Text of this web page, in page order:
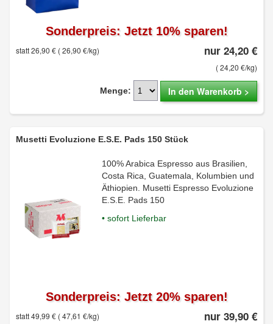
Sonderpreis: Jetzt 10% sparen!
statt 26,90 € ( 26,90 €/kg) nur 24,20 €
( 24,20 €/kg)
Menge: In den Warenkorb >
Musetti Evoluzione E.S.E. Pads 150 Stück
100% Arabica Espresso aus Brasilien,
Costa Rica, Guatemala, Kolumbien und
Äthiopien. Musetti Espresso Evoluzione
E.S.E. Pads 150
• sofort Lieferbar
Sonderpreis: Jetzt 20% sparen!
statt 49,99 € ( 47,61 €/kg) nur 39,90 €